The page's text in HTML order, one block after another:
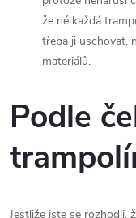
že né každá
třeba ji uschovat,
materiálů.
Podle
Jestliže jste se rozhodli,